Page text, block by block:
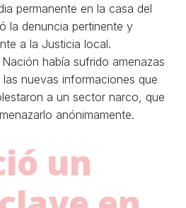
permanente en la casa del
la denuncia pertinente y
a la Justicia local.
había sufrido amenazas
nuevas informaciones que
a un sector narco, que
anónimamente.
un